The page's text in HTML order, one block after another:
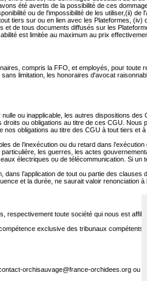
été avertis de la possibilité de ces
ou de l'impossibilité de les utiliser,(ii)
tiers sur ou en lien avec les Plateformes, (iv)
et de tous documents diffusés sur les
est limitée au maximum au prix
compris la FFO, et employés, pour toute
limitation, les honoraires d'avocat
ou inapplicable, les autres dispositions des
droits ou obligations au titre de ces CGU.
nos obligations au titre des CGU à tout tiers et
de l’inexécution ou du retard dans
les guerres, les actes
électriques ou de télécommunication. Si un
dans l’application de tout ou partie des
et la durée, ne saurait valoir renonciation à
respectivement toute société qui nous est
exclusive des tribunaux compétents
orchisauvage@france-orchidees.org ou à